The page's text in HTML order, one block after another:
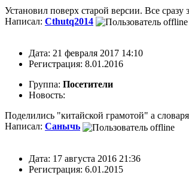
Установил поверх старой версии. Все сразу
Написал: Cthutq2014
Дата: 21 февраля 2017 14:10
Регистрация: 8.01.2016
Группа: Посетители
Новость:
Поделились "китайской грамотой" а
Написал: Санычь
Дата: 17 августа 2016 21:36
Регистрация: 6.01.2015